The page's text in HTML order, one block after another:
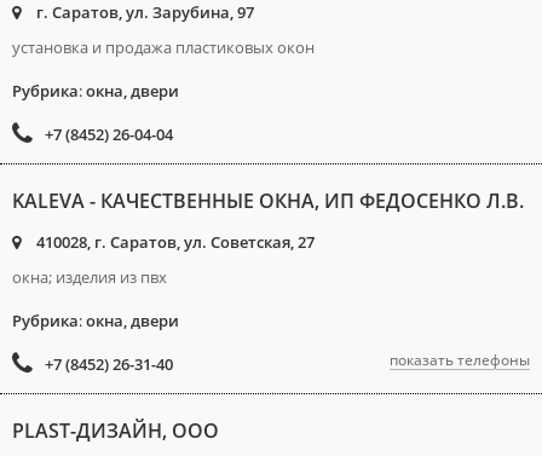
г. Саратов, ул. Зарубина, 97
установка и продажа пластиковых окон
Рубрика:окна, двери
+7 (8452) 26-04-04
KALEVA - КАЧЕСТВЕННЫЕ ОКНА, ИП ФЕДОСЕНКО Л.В.
410028, г. Саратов, ул. Советская, 27
окна; изделия из пвх
Рубрика:окна, двери
+7 (8452) 26-31-40
показать телефоны
PLAST-ДИЗАЙН, ООО